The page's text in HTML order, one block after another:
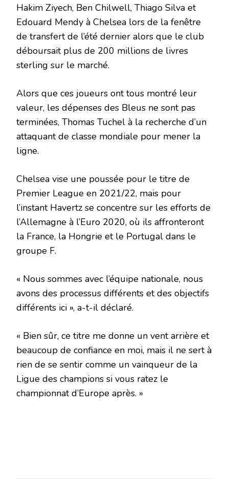
Hakim Ziyech, Ben Chilwell, Thiago Silva et
Edouard Mendy à Chelsea lors de la fenêtre
de transfert de l’été dernier alors que le club
déboursait plus de 200 millions de livres
sterling sur le marché.
Alors que ces joueurs ont tous montré leur
valeur, les dépenses des Bleus ne sont pas
terminées, Thomas Tuchel à la recherche d’un
attaquant de classe mondiale pour mener la
ligne.
Chelsea vise une poussée pour le titre de
Premier League en 2021/22, mais pour
l’instant Havertz se concentre sur les efforts de
l’Allemagne à l’Euro 2020, où ils affronteront
la France, la Hongrie et le Portugal dans le
groupe F.
« Nous sommes avec l’équipe nationale, nous
avons des processus différents et des objectifs
différents ici », a-t-il déclaré.
« Bien sûr, ce titre me donne un vent arrière et
beaucoup de confiance en moi, mais il ne sert à
rien de se sentir comme un vainqueur de la
Ligue des champions si vous ratez le
championnat d’Europe après. »